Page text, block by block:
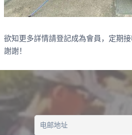
欲知更多詳情請登記成為會員，定期接
謝謝！